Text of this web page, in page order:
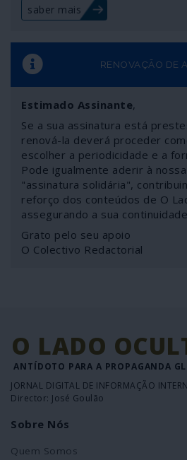
saber mais
RENOVAÇÃO DE
Estimado Assinante,
Se a sua assinatura está
renová-la deverá proceder
escolher a periodicidade e a
Pode igualmente aderir à
"assinatura solidária",
reforço dos conteúdos de O
assegurando a sua
Grato pelo seu apoio
O Colectivo Redactorial
O LADO
ANTÍDOTO PARA A PROPAGANDA
JORNAL DIGITAL DE INFORMAÇÃO
Director: José Goulão
Sobre Nós
Quem Somos